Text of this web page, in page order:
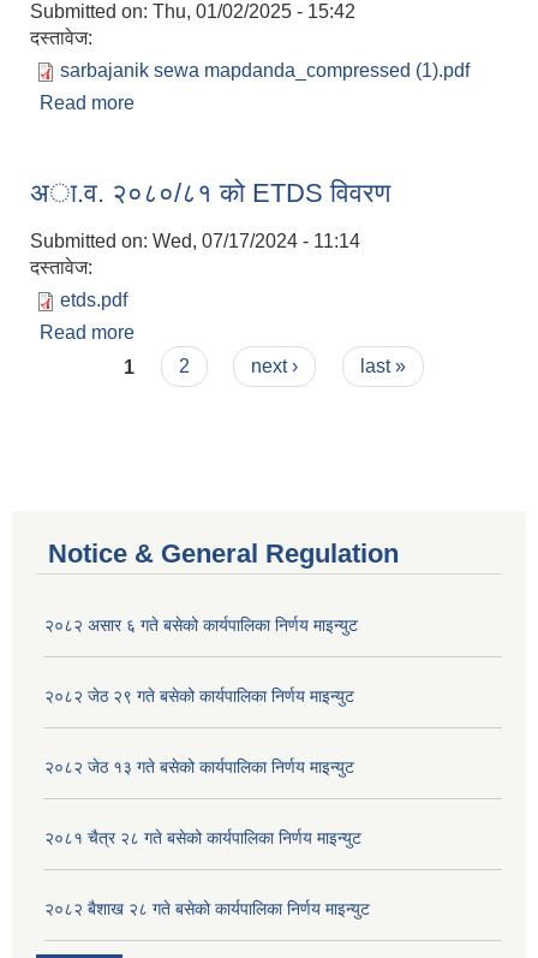
Submitted on: Thu, 01/02/2025 - 15:42
दस्तावेज:
sarbajanik sewa mapdanda_compressed (1).pdf
Read more
अा.व. २०८०/८१ को ETDS विवरण
Submitted on: Wed, 07/17/2024 - 11:14
दस्तावेज:
etds.pdf
Read more
Pages
1 2 next › last »
Notice & General Regulation
२०८२ असार ६ गते बसेको कार्यपालिका निर्णय माइन्युट
२०८२ जेठ २९ गते बसेको कार्यपालिका निर्णय माइन्युट
२०८२ जेठ १३ गते बसेको कार्यपालिका निर्णय माइन्युट
२०८१ चैत्र २८ गते बसेको कार्यपालिका निर्णय माइन्युट
२०८२ बैशाख २८ गते बसेको कार्यपालिका निर्णय माइन्युट